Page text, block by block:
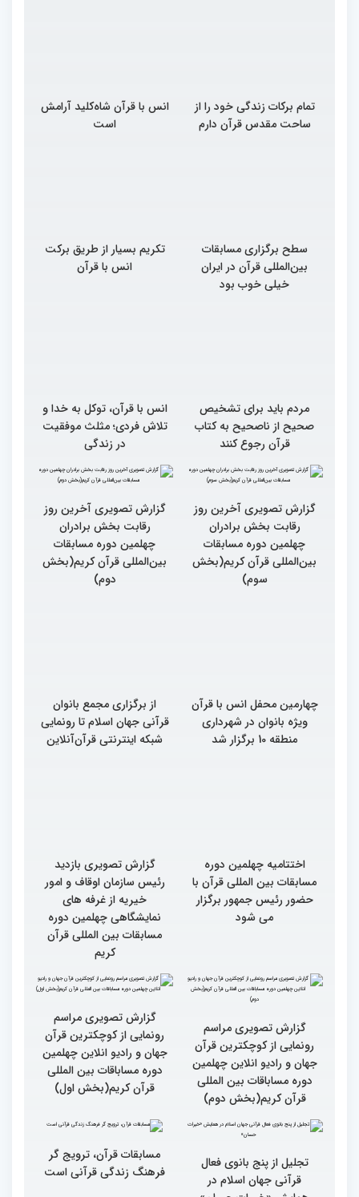
تمام برکات زندگی خود را از
ساحت مقدس قرآن دارم
انس با قرآن شاه‌کلید آرامش
است
سطح برگزاری مسابقات
بین‌المللی قرآن در ایران
خیلی خوب بود
تکریم بسیار از طریق برکت
انس با قرآن
مردم باید برای تشخیص
صحیح از ناصحیح به کتاب
قرآن رجوع کنند
انس با قرآن، توکل به خدا و
تلاش فردی؛ مثلث موفقیت
در زندگی
گزارش تصویری آخرین روز
رقابت بخش برادران
چهلمین دوره مسابقات
بین‌المللی قرآن کریم(بخش
سوم)
گزارش تصویری آخرین روز
رقابت بخش برادران
اختتامیه چهلمین دوره
می شود
گزارش تصویری بازدید
رئیس سازمان اوقاف و امور
خیریه از غرفه های
نمایشگاهی چهلمین دوره
مسابقات بین المللی قرآن
کریم
گزارش تصویری مراسم
رونمایی از کوچکترین قرآن
جهان و رادیو انلاین چهلمین
دوره مساباقات بین المللی
قرآن کریم(بخش دوم)
گزارش تصویری مراسم
رونمایی از کوچکترین قرآن
دوره مساباقات بین المللی
قرآن کریم(بخش اول)